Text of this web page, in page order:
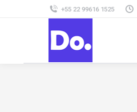
+55 22 99616 1525